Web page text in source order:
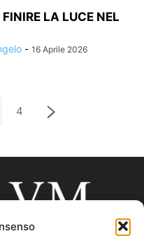
LA LUCE NEL
- 16 Aprile 2026
4